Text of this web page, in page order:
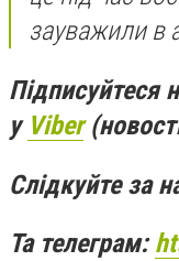
зауважили в
Підписуйтеся
у Viber
Слідкуйте за
Та телеграм: